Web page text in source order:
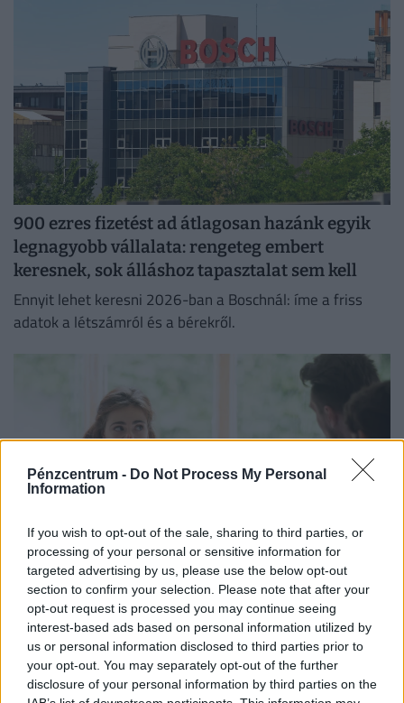
Pénzcentrum - Do Not Process My Personal
Information
If you wish to opt-out of the sale, sharing to third parties, or
processing of your personal or sensitive information for
targeted advertising by us, please use the below opt-out
section to confirm your selection. Please note that after your
opt-out request is processed you may continue seeing
interest-based ads based on personal information utilized by
us or personal information disclosed to third parties prior to
your opt-out. You may separately opt-out of the further
disclosure of your personal information by third parties on the
900 ezres fizetést ad átlagosan hazánk egyik
legnagyobb vállalata: rengeteg embert
keresnek, sok álláshoz tapasztalat sem kell
Ennyit lehet keresni 2026-ban a Boschnál: íme a friss
adatok a létszámról és a bérekről.
Ezekkel a diplomákkal már kezdőként is nettó
félmilliót fizetnek: itt tarolnak most a fiatalok
Magyarországon
A mérnöki, egészségügyi és gyártási szektorokban
komoly szakemberhiánnyal küzdenek a vállalatok.